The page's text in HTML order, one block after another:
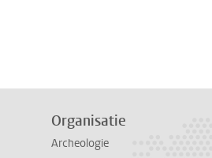
Organisatie
Archeologie